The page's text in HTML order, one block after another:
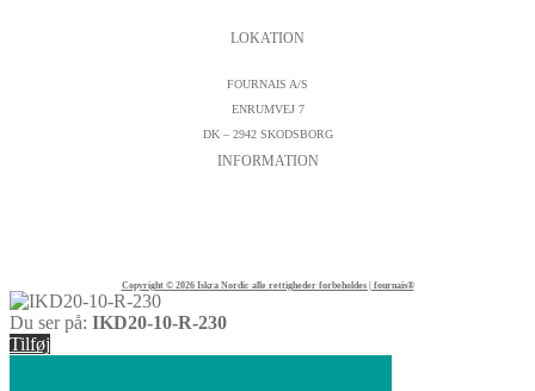
LOKATION
FOURNAIS A/S
ENRUMVEJ 7
DK – 2942 SKODSBORG
INFORMATION
Copyright © 2026 Iskra Nordic alle rettigheder forbeholdes | fournais®
Du ser på: IKD20-10-R-230
Tilføj